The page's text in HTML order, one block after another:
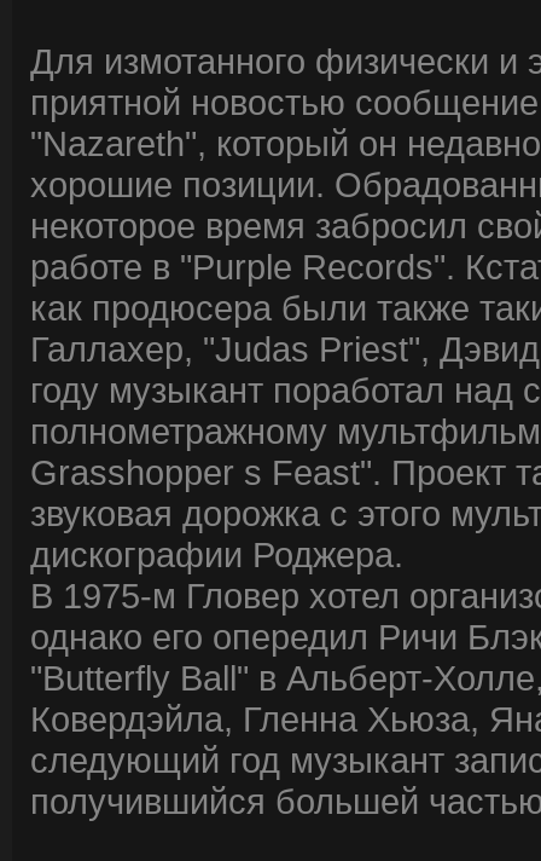
Для измотанного физически
приятной новостью
"Nazareth", который он
хорошие позиции.
некоторое время забросил
работе в "Purple Records".
как продюсера были также
Галлахер, "Judas Priest",
году музыкант поработал над
полнометражному
Grasshopper s Feast". Проект
звуковая дорожка с этого
дискографии Роджера.
В 1975-м Гловер хотел
однако его опередил Ричи
"Butterfly Ball" в Альберт-
Ковердэйла, Гленна Хьюза,
следующий год музыкант
получившийся большей